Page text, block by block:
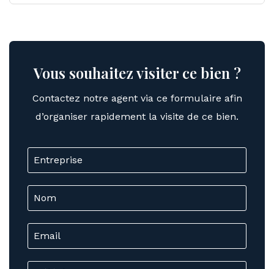
Vous souhaitez visiter ce bien ?
Contactez notre agent via ce formulaire afin
d’organiser rapidement la visite de ce bien.